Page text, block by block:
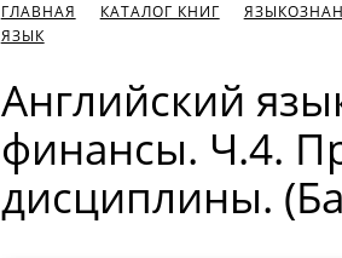
ГЛАВНАЯ КАТАЛОГ КНИГ
ЯЗЫК
Английский
финансы. Ч.4.
дисциплины.